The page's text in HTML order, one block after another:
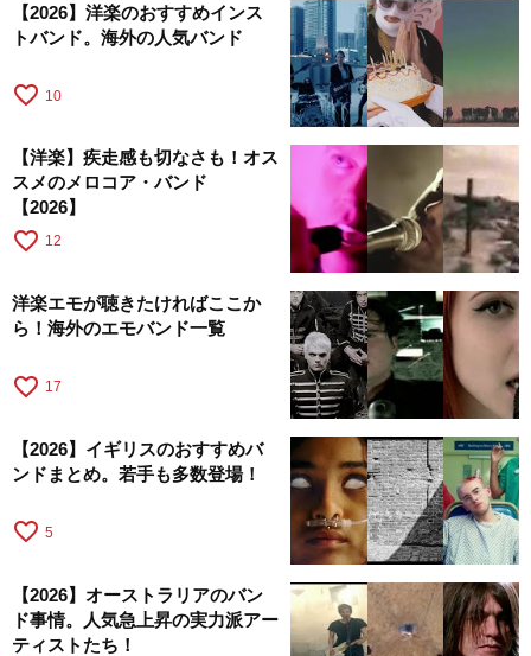
【2026】洋楽のおすすめインス
トバンド。海外の人気バンド
favorite_border 10
【洋楽】疾走感も切なさも！オス
スメのメロコア・バンド
【2026】
favorite_border 12
洋楽エモが聴きたければここか
ら！海外のエモバンド一覧
favorite_border 17
【2026】イギリスのおすすめバ
ンドまとめ。若手も多数登場！
favorite_border 5
【2026】オーストラリアのバン
ド事情。人気急上昇の実力派アー
ティストたち！